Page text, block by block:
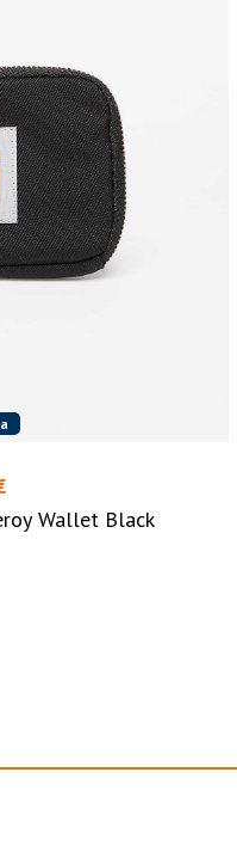
Wallet Black